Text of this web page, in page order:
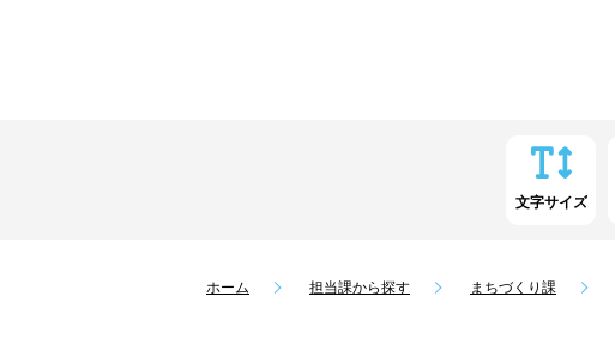
文字サイズ
ホーム 担当課から探す まちづくり課